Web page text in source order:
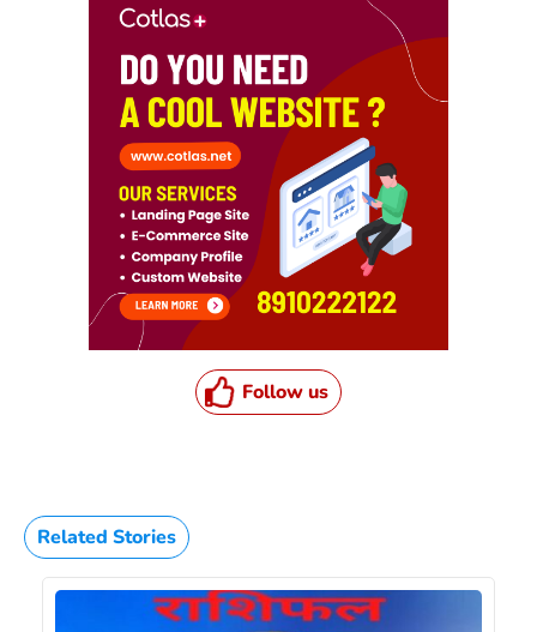
Follow us
Related Stories